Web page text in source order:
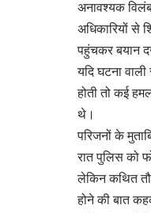
अनावश्यक
अधिकारियों से
पहुंचकर बयान
यदि घटना
होती तो कई
थे।
परिजनों के
रात पुलिस को
लेकिन कथित
होने की बात